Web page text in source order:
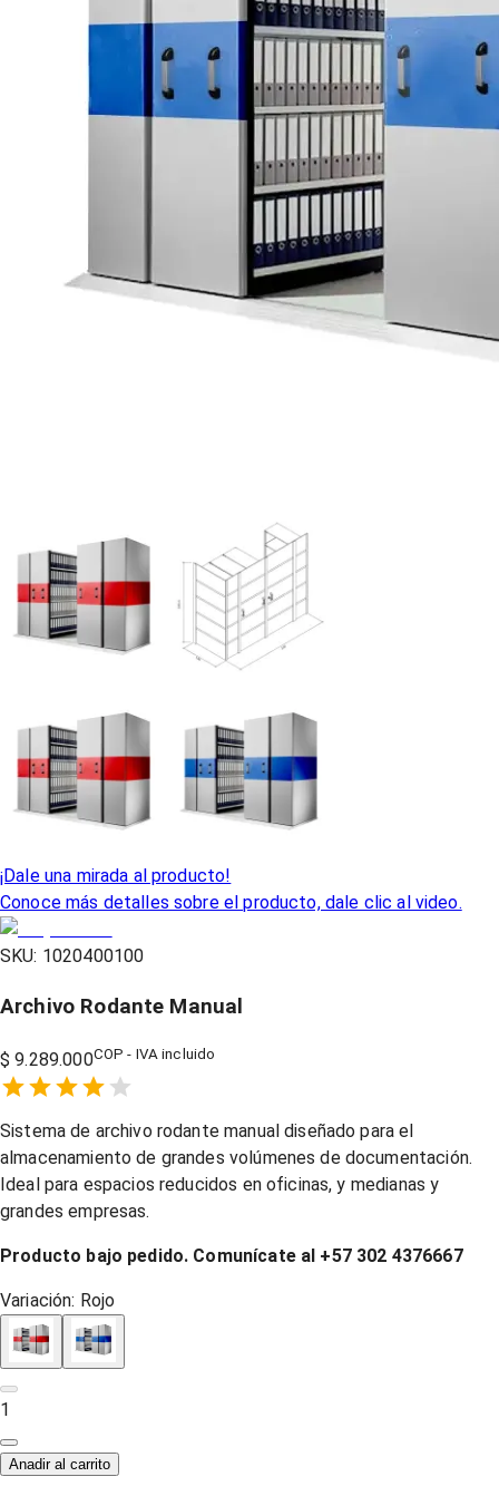
¡Dale una mirada al producto!
Conoce más detalles sobre el producto, dale clic al video.
SKU: 1020400100
Archivo Rodante Manual
$ 9.289.000COP - IVA incluido
1 Star,
2 Stars,
3 Stars,
4 Stars,
5 Stars,
Sistema de archivo rodante manual diseñado para el
almacenamiento de grandes volúmenes de documentación.
Ideal para espacios reducidos en oficinas, y medianas y
grandes empresas.
Producto bajo pedido. Comunícate al +57 302 4376667
Variación: Rojo
1
Anadir al carrito